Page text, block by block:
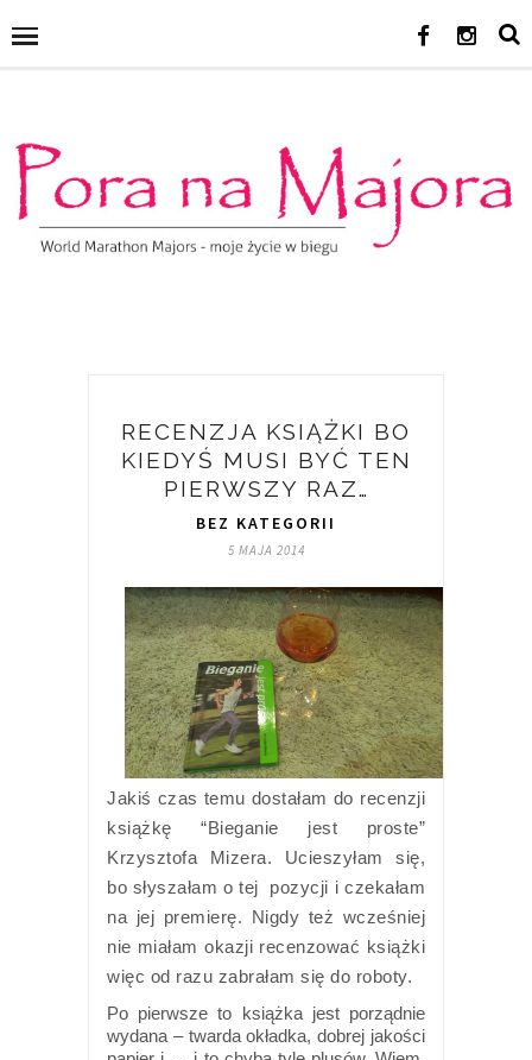
RECENZJA KSIĄŻKI BO
KIEDYŚ MUSI BYĆ TEN
PIERWSZY RAZ…
BEZ KATEGORII
5 MAJA 2014
Jakiś czas temu dostałam do recenzji
książkę “Bieganie jest proste”
Krzysztofa Mizera. Ucieszyłam się,
bo słyszałam o tej pozycji i czekałam
na jej premierę. Nigdy też wcześniej
nie miałam okazji recenzować książki
więc od razu zabrałam się do roboty.
Po pierwsze to książka jest porządnie
wydana – twarda okładka, dobrej jakości